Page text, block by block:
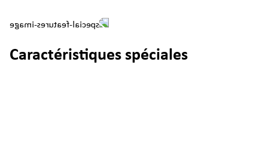
Caractéristiques spéciales